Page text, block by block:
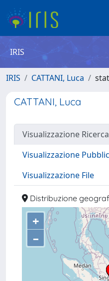
IRIS
IRIS CATTANI, Luca
CATTANI, Luca
Visualizzazione
Visualizzazione
Visualizzazione File
Distribuzione
+
–